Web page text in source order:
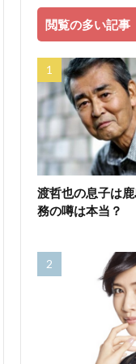
閲覧の多い記事
渡哲也の息子は
務の噂は本当？